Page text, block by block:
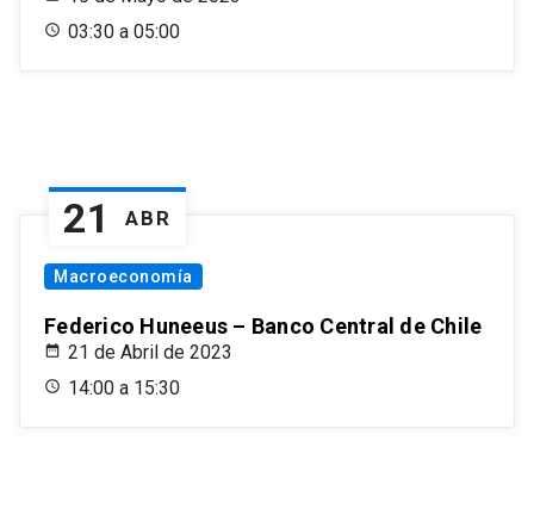
03:30 a 05:00
21 ABR
Macroeconomía
Federico Huneeus – Banco Central de Chile
21 de Abril de 2023
14:00 a 15:30